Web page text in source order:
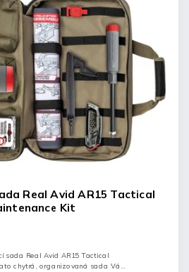
Real Avid AR15 Tactical
Kit
sada Real Avid AR15 Tactical
chytrá, organizovaná sada Vám